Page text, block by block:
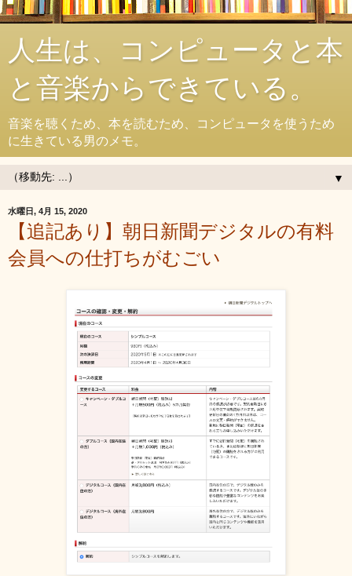
人生は、コンピュータと本
と音楽からできている。
音楽を聴くため、本を読むため、コンピュータを使うため
に生きている男のメモ。
▼
水曜日, 4月 15, 2020
【追記あり】朝日新聞デジタルの有料
会員への仕打ちがむごい